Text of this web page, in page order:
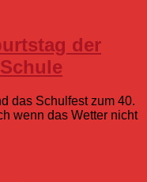
der
das Schulfest zum 40.
wenn das Wetter nicht